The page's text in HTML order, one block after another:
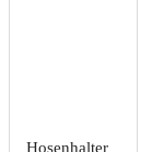
Hosenhalter